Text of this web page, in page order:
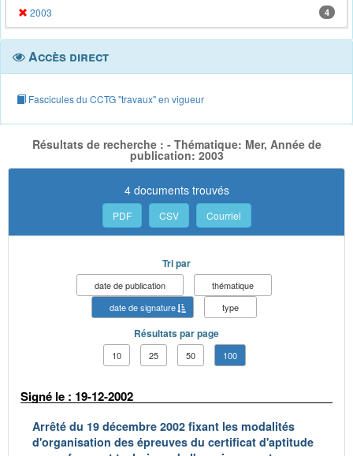
2003 4
Accès direct
Fascicules du CCTG "travaux" en vigueur
Résultats de recherche : - Thématique: Mer, Année de
publication: 2003
4 documents trouvés
PDF CSV Courriel
Tri par
date de publication
thématique
date de signature
type
Résultats par page
10 25 50 100
Signé le : 19-12-2002
Arrêté du 19 décembre 2002 fixant les modalités
d'organisation des épreuves du certificat d'aptitude